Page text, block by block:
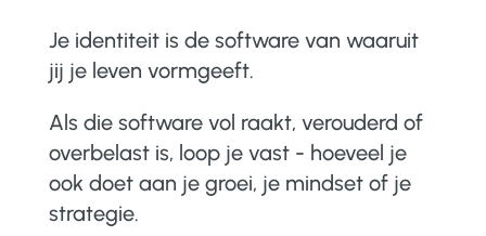
Je identiteit is de software van waaruit
jij je leven vormgeeft.
Als die software vol raakt, verouderd of
overbelast is, loop je vast - hoeveel je
ook doet aan je groei, je mindset of je
strategie.